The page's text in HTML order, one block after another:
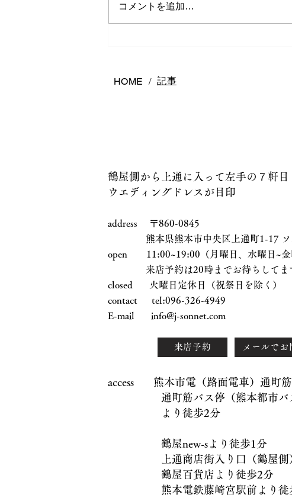
コメントを追加…
HOME / 記事
鶴屋側から上通に入って左手の７軒目
ウエディングドレスが目印
address 〒860-0845
熊本県熊本市中央区上通町1-17 ソ
open 11:00~19:00（月曜日、水曜日~
来店予約は20時までお待ちしてま
closed 火曜日定休日（祝祭日を除く）
contact tel:096-326-4949
E-mail info@j-sonnet.com
来店予約 メールでお
access 熊本市電（路面電車）通町
通町筋バス停（熊本都市バス
より徒歩2分
鶴屋new-sより徒歩1分
上通商店街入り口（鶴屋側）
鶴屋百貨店より徒歩2分
熊本電鉄藤崎宮駅前より徒